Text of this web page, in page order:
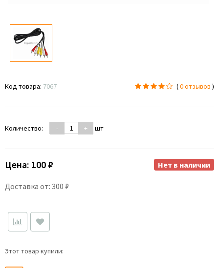
Код товара: 7067 (0 отзывов )
Количество: - + шт
Цена: 100 ₽
Доставка от: 300 ₽
Нет в наличии
Этот товар купили: